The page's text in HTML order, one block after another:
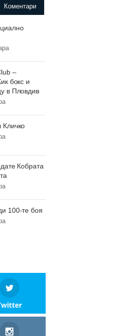
Коментари
–
бокс и
в Пловдив
Кличко
Кобрата
100-те боя